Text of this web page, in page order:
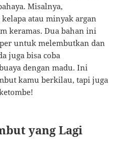
Misalnya,
atau minyak argan
keramas. Dua bahan ini
untuk melembutkan dan
juga bisa coba
dengan madu. Ini
kamu berkilau, tapi juga
yang Lagi